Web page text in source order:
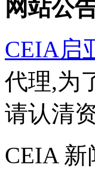
网站公
CEIA启
代理,为
请认清
CEIA 新